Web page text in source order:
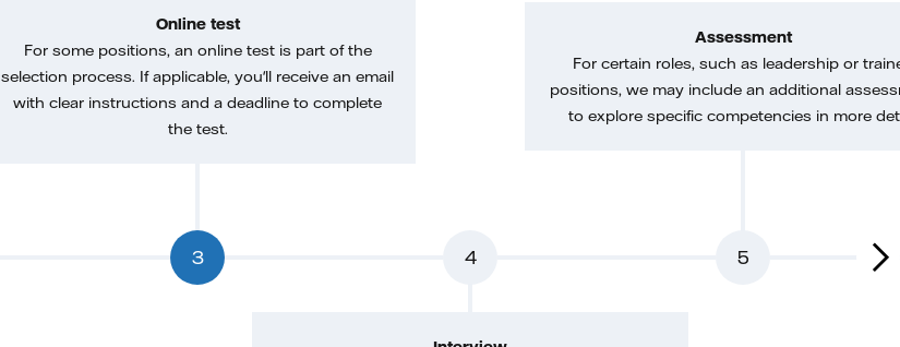
3
Online test
For some positions, an online test is part of the
selection process. If applicable, you'll receive an email
with clear instructions and a deadline to complete
the test.
4 5
Assessment
For certain roles, such as leadership or
positions, we may include an additional
to explore specific competencies in more